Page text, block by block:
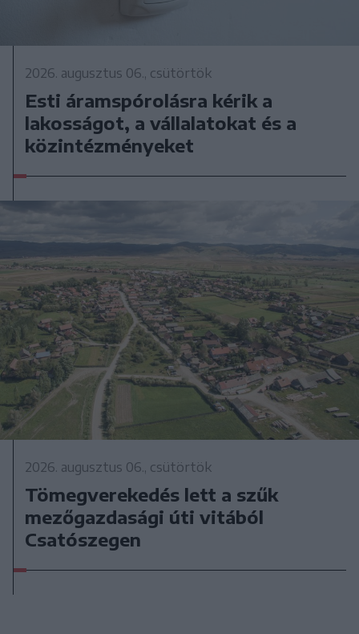
2026. augusztus 06., csütörtök
Esti áramspórolásra kérik a
lakosságot, a vállalatokat és a
közintézményeket
2026. augusztus 06., csütörtök
Tömegverekedés lett a szűk
mezőgazdasági úti vitából
Csatószegen